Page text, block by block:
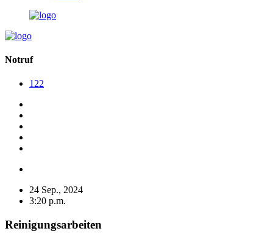
Notruf
122
24 Sep., 2024
3:20 p.m.
Reinigungsarbeiten